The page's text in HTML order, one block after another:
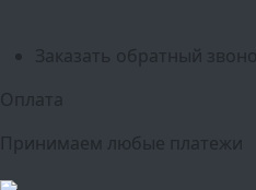
Заказать обратный звонок
Оплата
Принимаем любые платежи